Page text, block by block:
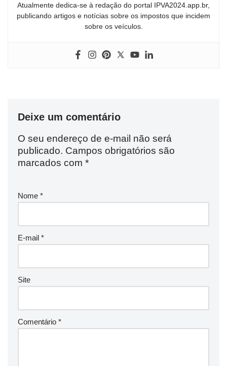
Atualmente dedica-se à redação do portal IPVA2024.app.br,
publicando artigos e notícias sobre os impostos que incidem
sobre os veículos.
Deixe um comentário
O seu endereço de e-mail não será
publicado. Campos obrigatórios são
marcados com *
Nome *
E-mail *
Site
Comentário *